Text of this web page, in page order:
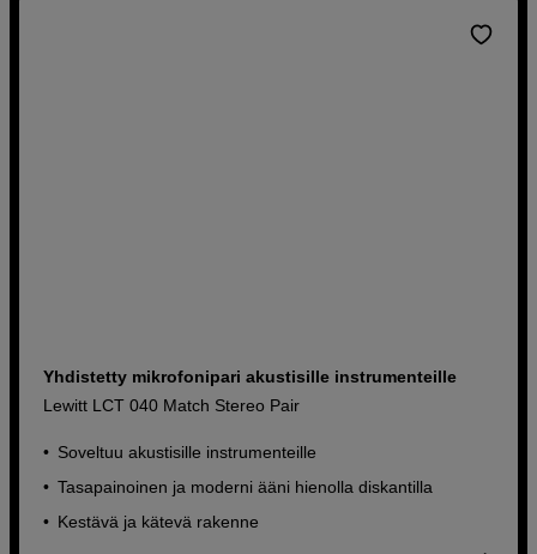
Yhdistetty mikrofonipari akustisille instrumenteille
Lewitt LCT 040 Match Stereo Pair
Soveltuu akustisille instrumenteille
Tasapainoinen ja moderni ääni hienolla diskantilla
Kestävä ja kätevä rakenne